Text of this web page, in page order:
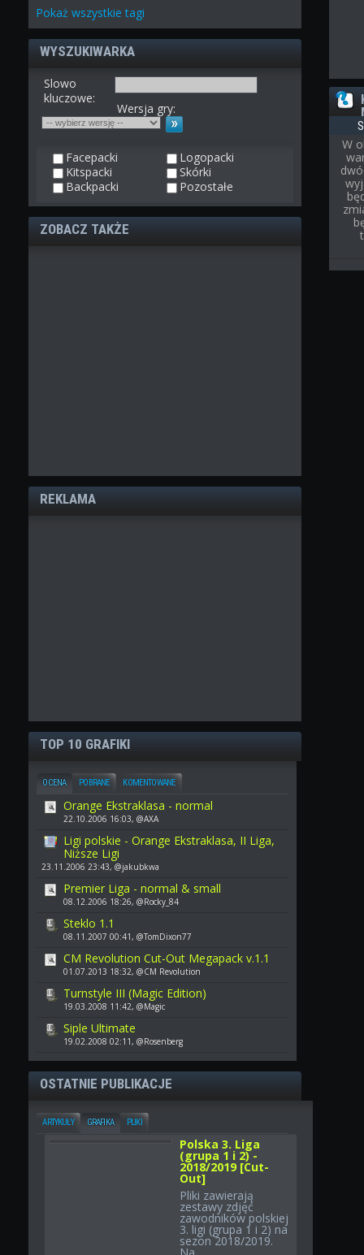
Pokażwszystkie tagi
WYSZUKIWARKA
Slowo
kluczowe:
Wersja gry:
Facepacki
Logopacki
Kitspacki
Skórki
Backpacki
Pozostałe
ZOBACZ TAKŻE
REKLAMA
TOP 10 GRAFIKI
OCENA POBRANE KOMENTOWANE
Orange Ekstraklasa - normal
22.10.2006 16:03, @AXA
Ligi polskie - Orange Ekstraklasa, II Liga,
Niższe Ligi
23.11.2006 23:43, @jakubkwa
Premier Liga - normal & small
08.12.2006 18:26, @Rocky_84
Steklo 1.1
08.11.2007 00:41, @TomDixon77
CM Revolution Cut-Out Megapack v.1.1
01.07.2013 18:32, @CM Revolution
Turnstyle III (Magic Edition)
19.03.2008 11:42, @Magic
Siple Ultimate
19.02.2008 02:11, @Rosenberg
OSTATNIE PUBLIKACJE
ARTYKUŁY GRAFIKA PLIKI
Polska 3. Liga
(grupa 1 i 2) -
2018/2019 [Cut-
Out]
Pliki zawierają
zestawy zdjęć
zawodników polskiej
3. ligi (grupa 1 i 2) na
sezon 2018/2019.
W